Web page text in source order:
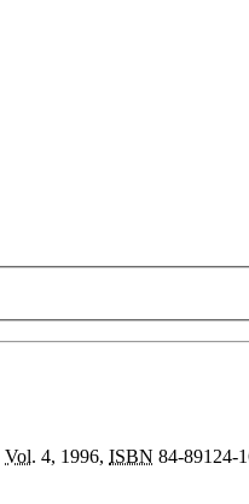
Vol. 4, 1996, ISBN 84-89124-